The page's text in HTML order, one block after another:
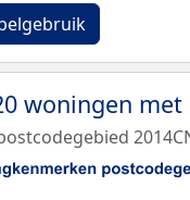
woningen met